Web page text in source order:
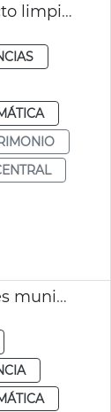
Ayuntamiento València proyecto limpieza fachadas Mercado Central
Patrimonio analiza propiedades municipales para hacer viviendas